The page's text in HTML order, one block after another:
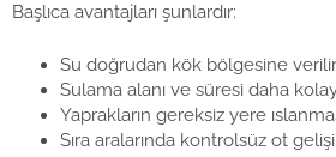
Başlıca avantajları şunlardır:
Su doğrudan kök bölgesine
Sulama alanı ve süresi daha
Yaprakların gereksiz yere
Sıra aralarında kontrolsüz ot